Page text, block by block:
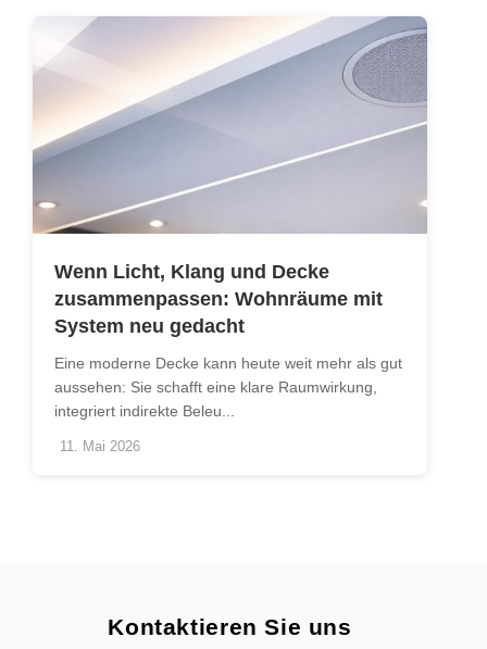
Wenn Licht, Klang und Decke
zusammenpassen: Wohnräume mit
System neu gedacht
Eine moderne Decke kann heute weit mehr als gut
aussehen: Sie schafft eine klare Raumwirkung,
integriert indirekte Beleu...
11. Mai 2026
Kontaktieren Sie uns